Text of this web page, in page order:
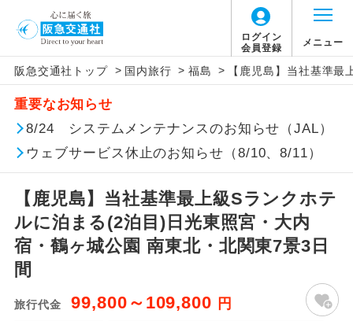
ログイン
会員登録
メニュー
阪急交通社トップ > 国内旅行 > 福島 > 【鹿児島】当社基準
重要なお知らせ
8/24 システムメンテナンスのお知らせ（JAL）
ウェブサービス休止のお知らせ（8/10、8/11）
【鹿児島】当社基準最上級Sランクホテ
ルに泊まる(2泊目)日光東照宮・大内
宿・鶴ヶ城公園 南東北・北関東7景3日
間
旅行代金 99,800～109,800 円
【国内旅客施設使用料について】
旅行代金に国内旅客施設使用料は含まれてお
りません。別途お支払いが必要となります。
羽田空港往復：大人900円、子供900円、幼児
900円
2026/10/6〜2027/6/4 羽田空港往復：大人
1,160円、子供1,160円、幼児1,160円
2027/6/5〜 羽田空港往復：大人1,180円、子
供1,180円、幼児1,180円
アイコン 説明
添乗員同行
往路出発空港（駅）から復路到着空港
（駅）まで同行します。
現地添乗員同
行
現地到着空港（駅）から最終日出発空港
（駅）まで添乗員が同行します。
バスガイド乗
務
バスガイドが乗務し、車内での観光案内
があります。